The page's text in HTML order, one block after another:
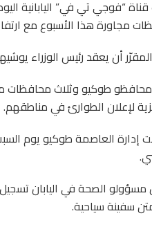
مجاورة هذا الأسبوع مع
أن يعقد رئيس الوزراء
طوكيو وثلاث محافظات
لإعلان الطوارئ في مناطقهم.
سفينة سياحية.